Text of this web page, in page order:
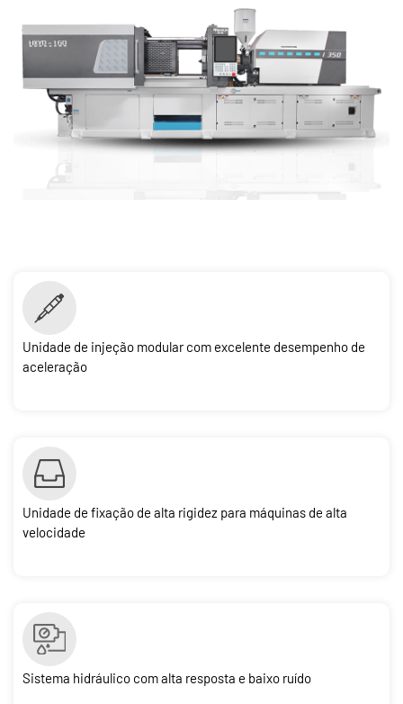
Unidade de injeção modular com excelente desempenho de
aceleração
Unidade de fixação de alta rigidez para máquinas de alta
velocidade
Sistema hidráulico com alta resposta e baixo ruído